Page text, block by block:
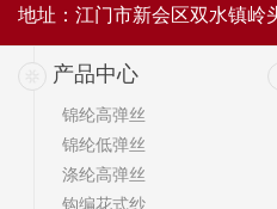
产品中心
锦纶高弹丝
锦纶低弹丝
涤纶高弹丝
钩编花式纱
地址：江门市新会区双水镇岭